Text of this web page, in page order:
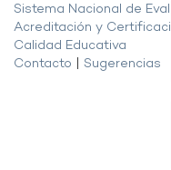
Sistema Nacional de
Acreditación y
Calidad Educativa
Contacto
Sugerencias